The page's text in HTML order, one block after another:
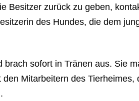
Besitzer zurück zu geben,
des Hundes, die dem
sofort in Tränen aus. Sie
Mitarbeitern des